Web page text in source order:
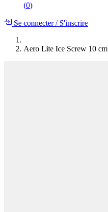
(0)
Se connecter/S'inscrire
Aero Lite Ice Screw 10 cm